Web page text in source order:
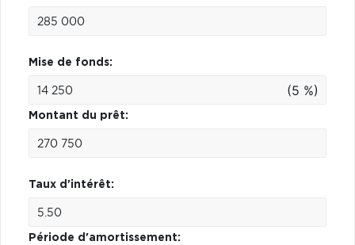
Mise de fonds:
(5 %)
Montant du prêt:
Taux d'intérêt:
Période d'amortissement: